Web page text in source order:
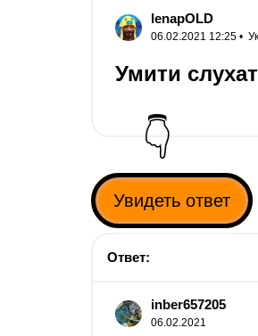
lenapOLD
06.02.2021 12:25 •
Умити
👇
Увидеть ответ
Ответ:
inber657205
06.02.2021